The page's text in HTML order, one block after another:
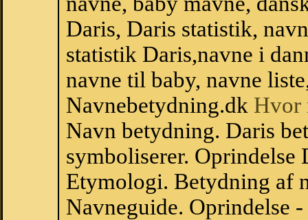
Daris, Daris statistik,
statistik Daris,navne i
navne til baby, navne
Navnebetydning.dk Hvor
Navn betydning. Daris
symboliserer. Oprindelse
Etymologi. Betydning af
Navneguide. Oprindelse